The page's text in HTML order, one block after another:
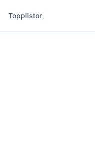
Topplistor